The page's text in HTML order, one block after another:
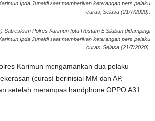
Ipda Junaidi saat memberikan keterangan pers pelaku
curas, Selasa (21/7/2020).
Satreskrim Polres Karimun Iptu Rustam E Silaban didampingi
Ipda Junaidi saat memberikan keterangan pers pelaku
curas, Selasa (21/7/2020).
Karimun mengamankan dua pelaku
(curas) berinisial MM dan AP.
setelah merampas handphone OPPO A31